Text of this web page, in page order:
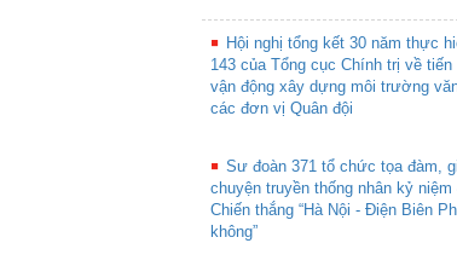
Hội nghị tổng kết 30 năm thực
143 của Tổng cục Chính trị về tiến
vận động xây dựng môi trường
các đơn vị Quân đội
Sư đoàn 371 tổ chức tọa đàm,
chuyện truyền thống nhân kỷ niệm
Chiến thắng “Hà Nội - Điện Biên
không”